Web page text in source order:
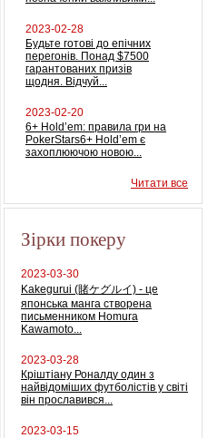
2023-02-28
Будьте готові до епічних
перегонів. Понад $7500
гарантованих призів
щодня. Відчуй...
2023-02-20
6+ Hold’em: правила гри на
PokerStars6+ Hold’em є
захоплюючою новою...
Читати все
Зірки покеру
2023-03-30
Kakegurui (賭ケグルイ) - це
японська манга створена
письменником Homura
Kawamoto...
2023-03-28
Кріштіану Роналду один з
найвідоміших футболістів у світі
він прославився...
2023-03-15